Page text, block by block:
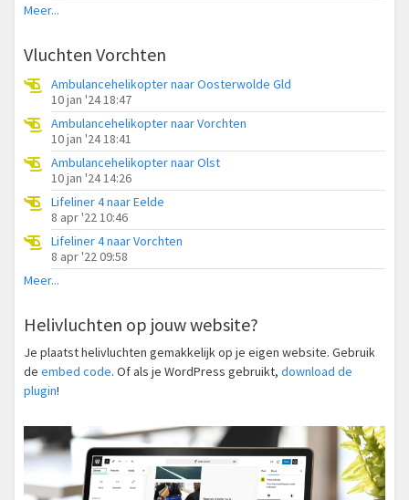
Meer...
Vluchten Vorchten
Ambulancehelikopter naar Oosterwolde Gld
10 jan '24 18:47
Ambulancehelikopter naar Vorchten
10 jan '24 18:41
Ambulancehelikopter naar Olst
10 jan '24 14:26
Lifeliner 4 naar Eelde
8 apr '22 10:46
Lifeliner 4 naar Vorchten
8 apr '22 09:58
Meer...
Helivluchten op jouw website?
Je plaatst helivluchten gemakkelijk op je eigen website. Gebruik
de embed code. Of als je WordPress gebruikt, download de
plugin!